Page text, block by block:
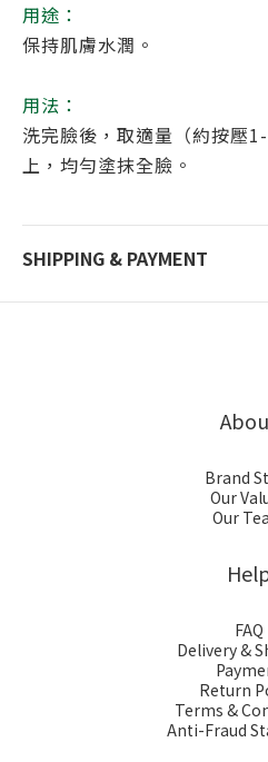
用途：
保持肌膚水潤。
用法：
洗完臉後，取適量（約按壓
上，均勻塗抹全臉。
SHIPPING & PAYMENT
Brand
Our
Our
FAQ
Delivery &
Return
Terms &
Anti-Fraud